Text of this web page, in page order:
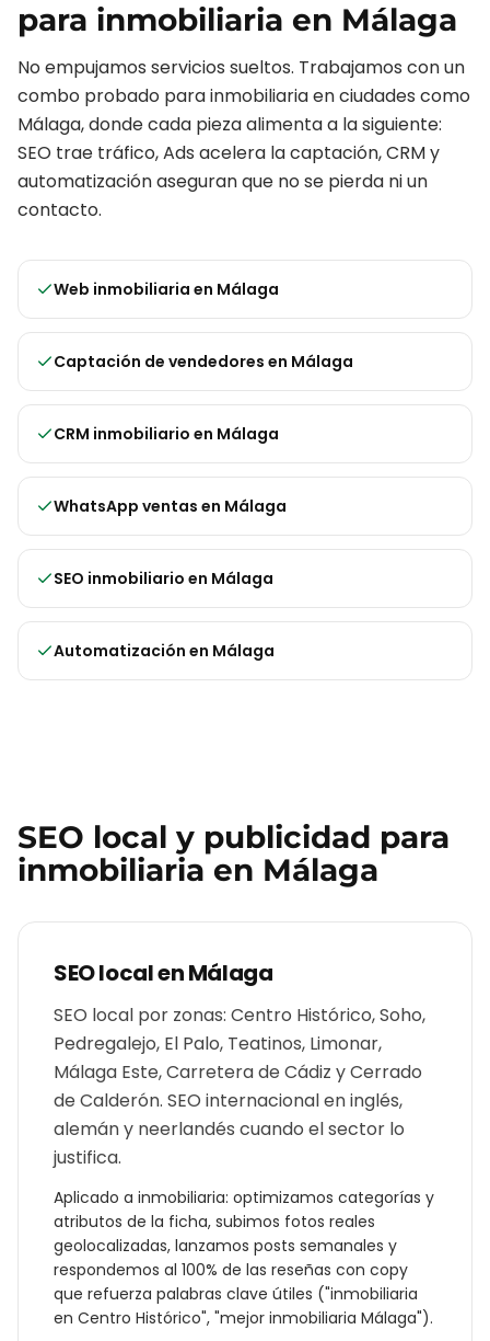
para inmobiliaria en Málaga
No empujamos servicios sueltos. Trabajamos con un
combo probado parainmobiliariaen ciudades como
Málaga, donde cada pieza alimenta a la siguiente:
SEO trae tráfico, Ads acelera la captación, CRM y
automatización aseguran que no se pierda ni un
contacto.
Web inmobiliaria en Málaga
Captación de vendedores en Málaga
CRM inmobiliario en Málaga
WhatsApp ventas en Málaga
SEO inmobiliario en Málaga
Automatización en Málaga
SEO local y publicidad para
inmobiliaria en Málaga
SEO local enMálaga
SEO local por zonas: Centro Histórico, Soho,
Pedregalejo, El Palo, Teatinos, Limonar,
Málaga Este, Carretera de Cádiz y Cerrado
de Calderón. SEO internacional en inglés,
alemán y neerlandés cuando el sector lo
justifica.
Aplicado a inmobiliaria: optimizamos categorías y
atributos de la ficha, subimos fotos reales
geolocalizadas, lanzamos posts semanales y
respondemos al 100% de las reseñas con copy
que refuerza palabras clave útiles ("inmobiliaria
en Centro Histórico", "mejor inmobiliaria Málaga").